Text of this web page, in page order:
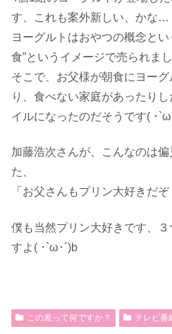
す、これも案外新しい、かな…
ヨーグルトはおやつの概念と
食”というイメージで売られまし
そこで、お父様が朝食にヨー
り、食べない家庭があったり
イルになったのだそうです( ･`ω
加藤浩次さんが、こんなのは
た、
「お父さんもプリン大好きだ
僕も当然プリン大好きです、
すよ( ･`ω･´)b
この差って何ですか？ テレビ番